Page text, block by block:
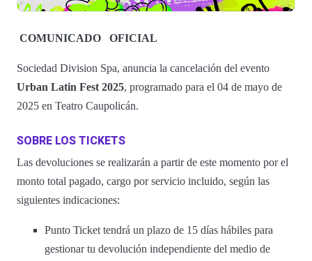
COMUNICADO OFICIAL
Sociedad Division Spa, anuncia la cancelación del evento
Urban Latin Fest 2025, programado para el 04 de mayo de
2025 en Teatro Caupolicán.
SOBRE LOS TICKETS
Las devoluciones se realizarán a partir de este momento por el
monto total pagado, cargo por servicio incluido, según las
siguientes indicaciones:
Punto Ticket tendrá un plazo de 15 días hábiles para
gestionar tu devolución independiente del medio de